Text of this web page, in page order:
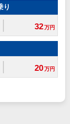
り
32万円
20万円